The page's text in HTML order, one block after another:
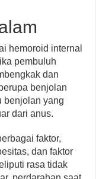
hemoroid internal
pembuluh
dan
benjolan
benjolan yang
dari anus.
faktor,
dan faktor
rasa tidak